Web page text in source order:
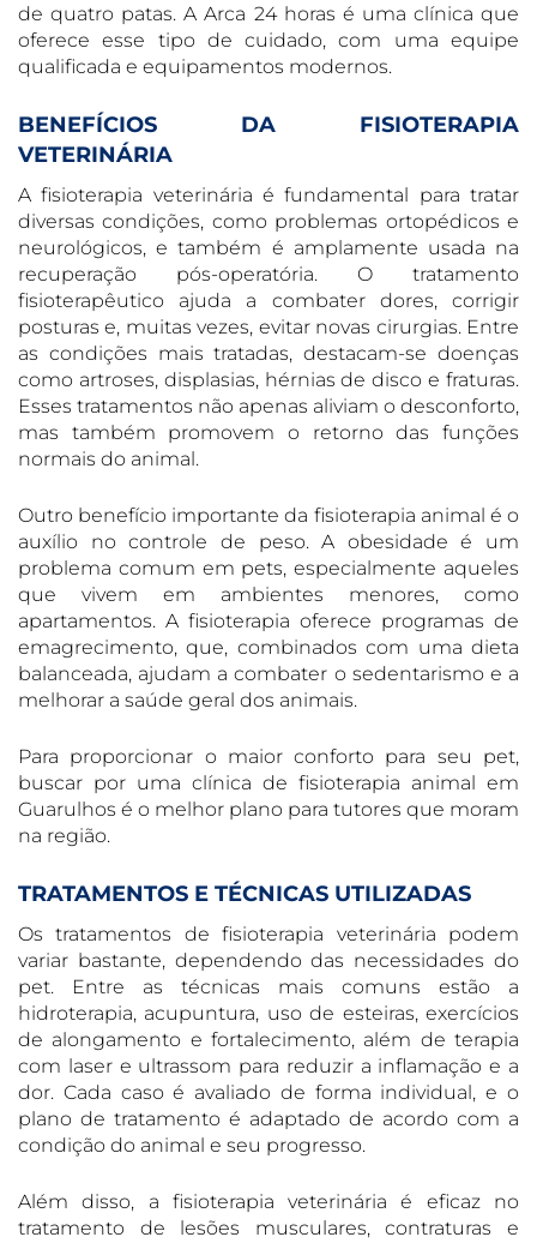
de quatro patas. A Arca 24 horas é uma clínica que
oferece esse tipo de cuidado, com uma equipe
qualificada e equipamentos modernos.
BENEFÍCIOS DA FISIOTERAPIA
VETERINÁRIA
A fisioterapia veterinária é fundamental para tratar
diversas condições, como problemas ortopédicos e
neurológicos, e também é amplamente usada na
recuperação pós-operatória. O tratamento
fisioterapêutico ajuda a combater dores, corrigir
posturas e, muitas vezes, evitar novas cirurgias. Entre
as condições mais tratadas, destacam-se doenças
como artroses, displasias, hérnias de disco e fraturas.
Esses tratamentos não apenas aliviam o desconforto,
mas também promovem o retorno das funções
normais do animal.
Outro benefício importante da fisioterapia animal é o
auxílio no controle de peso. A obesidade é um
problema comum em pets, especialmente aqueles
que vivem em ambientes menores, como
apartamentos. A fisioterapia oferece programas de
emagrecimento, que, combinados com uma dieta
balanceada, ajudam a combater o sedentarismo e a
melhorar a saúde geral dos animais.
Para proporcionar o maior conforto para seu pet,
buscar por uma clínica de fisioterapia animal em
Guarulhos é o melhor plano para tutores que moram
na região.
TRATAMENTOS E TÉCNICAS UTILIZADAS
Os tratamentos de fisioterapia veterinária podem
variar bastante, dependendo das necessidades do
pet. Entre as técnicas mais comuns estão a
hidroterapia, acupuntura, uso de esteiras, exercícios
de alongamento e fortalecimento, além de terapia
com laser e ultrassom para reduzir a inflamação e a
dor. Cada caso é avaliado de forma individual, e o
plano de tratamento é adaptado de acordo com a
condição do animal e seu progresso.
Além disso, a fisioterapia veterinária é eficaz no
tratamento de lesões musculares, contraturas e